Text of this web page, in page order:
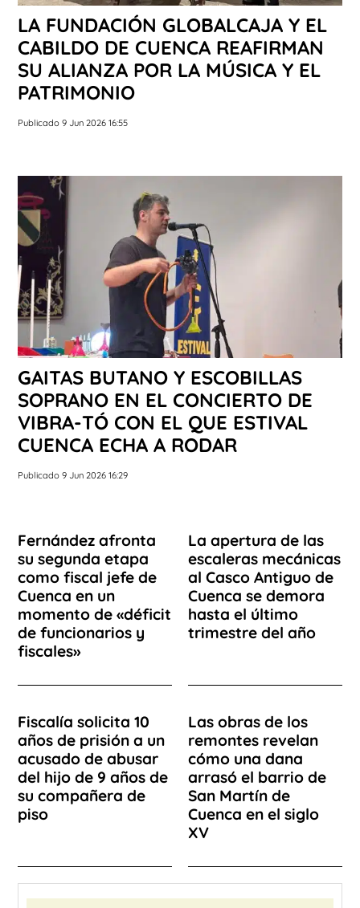
LA FUNDACIÓN GLOBALCAJA Y EL
CABILDO DE CUENCA REAFIRMAN
SU ALIANZA POR LA MÚSICA Y EL
PATRIMONIO
Publicado 9 Jun 2026 16:55
GAITAS BUTANO Y ESCOBILLAS
SOPRANO EN EL CONCIERTO DE
VIBRA-TÓ CON EL QUE ESTIVAL
CUENCA ECHA A RODAR
Publicado 9 Jun 2026 16:29
Fernández afronta
su segunda etapa
como fiscal jefe de
Cuenca en un
momento de «déficit
de funcionarios y
fiscales»
La apertura de las
escaleras mecánicas
al Casco Antiguo de
Cuenca se demora
hasta el último
trimestre del año
Fiscalía solicita 10
años de prisión a un
acusado de abusar
del hijo de 9 años de
su compañera de
piso
Las obras de los
remontes revelan
cómo una dana
arrasó el barrio de
San Martín de
Cuenca en el siglo
XV